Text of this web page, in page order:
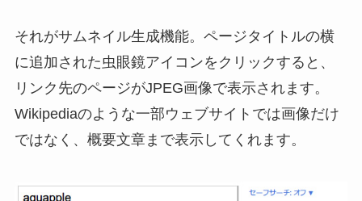
それがサムネイル生成機能。ページタイトルの横
に追加された虫眼鏡アイコンをクリックすると、
リンク先のページがJPEG画像で表示されます。
Wikipediaのような一部ウェブサイトでは画像だけ
ではなく、概要文章まで表示してくれます。